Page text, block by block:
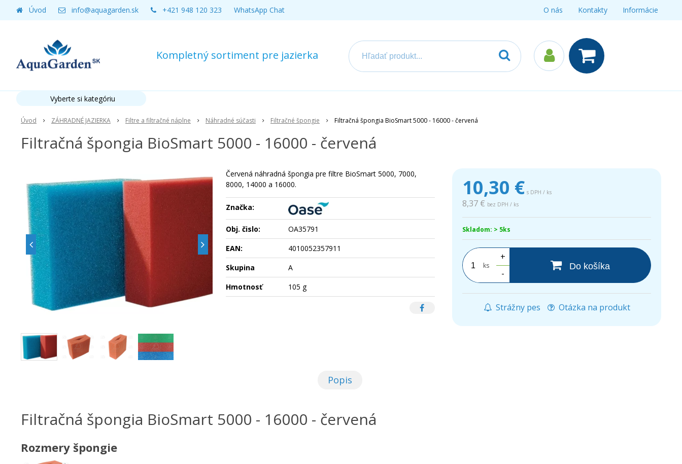
Kompletný sortiment pre jazierka
Úvod info@aquagarden.sk +421 948 120 323 WhatsApp Chat O nás Kontakty Informácie
Úvod ZÁHRADNÉ JAZIERKA Filtre a filtračné náplne Náhradné súčasti Filtračné špongie Filtračná špongia BioSmart 5000 - 16000 - červená
Filtračná špongia BioSmart 5000 - 16000 - červená
10,30 € s DPH / ks
8,37 € bez DPH / ks
Skladom: > 5ks
ks
+
-
Do košíka
Strážny pes Otázka na produkt
Červená náhradná špongia pre filtre BioSmart 5000, 7000,
8000, 14000 a 16000.
Značka:
Obj. čislo:
OA35791
EAN:
4010052357911
Skupina
A
Hmotnosť
105 g
Popis
Filtračná špongia BioSmart 5000 - 16000 - červená
Rozmery špongie
Vyberte si kategóriu